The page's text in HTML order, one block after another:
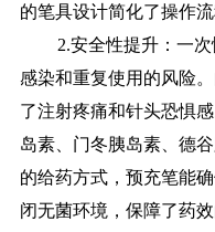
的笔具设计简化了操作流
2.安全性提升：一
感染和重复使用的风险
了注射疼痛和针头恐惧
岛素、门冬胰岛素、德
的给药方式，预充笔能
闭无菌环境，保障了药效